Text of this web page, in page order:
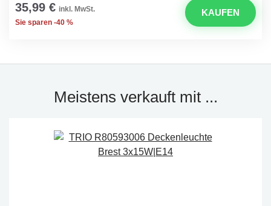
35,99 € inkl. MwSt.
Sie sparen -40 %
KAUFEN
Meistens verkauft mit ...